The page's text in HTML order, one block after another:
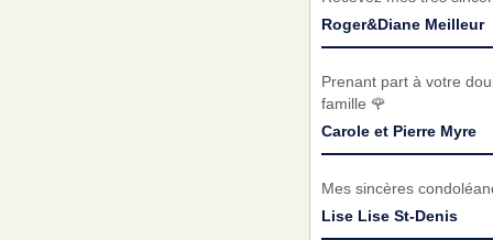
Roger&Diane Meilleur
Prenant part à votre
famille 🌹
Carole et Pierre Myre
Mes sincères
Lise Lise St-Denis